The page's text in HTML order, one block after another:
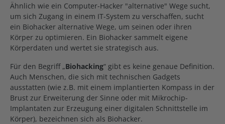
Ähnlich wie ein Computer-Hacker "alternative" Wege sucht,
um sich Zugang in einem IT-System zu verschaffen, sucht
ein Biohacker alternative Wege, um seinen oder ihren
Körper zu optimieren. Ein Biohacker sammelt eigene
Körperdaten und wertet sie strategisch aus.
Für den Begriff „Biohacking“ gibt es keine genaue Definition.
Auch Menschen, die sich mit technischen Gadgets
ausstatten (wie z.B. mit einem implantierten Kompass in der
Brust zur Erweiterung der Sinne oder mit Mikrochip-
Implantaten zur Erzeugung einer digitalen Schnittstelle im
Körper), bezeichnen sich als Biohacker.